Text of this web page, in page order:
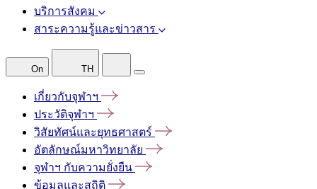
บริการสังคม
สาระความรู้และข่าวสาร
On TH
เกี่ยวกับจุฬาฯ
ประวัติจุฬาฯ
วิสัยทัศน์และยุทธศาสตร์
อัตลักษณ์มหาวิทยาลัย
จุฬาฯ กับความยั่งยืน
ข้อมูลและสถิติ